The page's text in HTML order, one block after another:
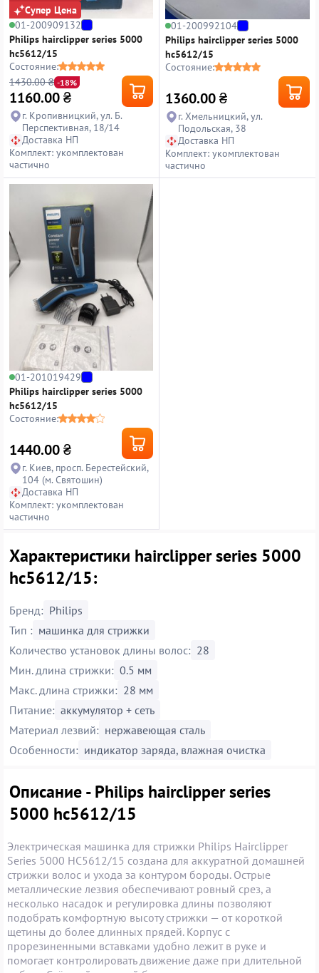
Супер Цена
01-200909132
Philips hairclipper series 5000
hc5612/15
Состояние:
1430.00 ₴ -18%
1160.00₴
г. Кропивницкий, ул. Б.
Перспективная, 18/14
Доставка НП
Комплект: укомплектован
частично
01-200992104
Philips hairclipper series 5000
hc5612/15
Состояние:
1360.00₴
г. Хмельницкий, ул.
Подольская, 38
Доставка НП
Комплект: укомплектован
частично
01-201019429
Philips hairclipper series 5000
hc5612/15
Состояние:
1440.00₴
г. Киев, просп. Берестейский,
104 (м. Святошин)
Доставка НП
Комплект: укомплектован
частично
Характеристики hairclipper series 5000
hc5612/15:
Бренд: Philips
Тип : машинка для стрижки
Количество установок длины волос: 28
Мин. длина стрижки: 0.5 мм
Макс. длина стрижки: 28 мм
Питание: аккумулятор + сеть
Материал лезвий: нержавеющая сталь
Особенности: индикатор заряда, влажная очистка
Описание - Philips hairclipper series
5000 hc5612/15
Электрическая машинка для стрижки Philips Hairclipper
Series 5000 HC5612/15 создана для аккуратной домашней
стрижки волос и ухода за контуром бороды. Острые
металлические лезвия обеспечивают ровный срез, а
несколько насадок и регулировка длины позволяют
подобрать комфортную высоту стрижки — от короткой
щетины до более длинных прядей. Корпус с
прорезиненными вставками удобно лежит в руке и
помогает контролировать движение даже при длительной